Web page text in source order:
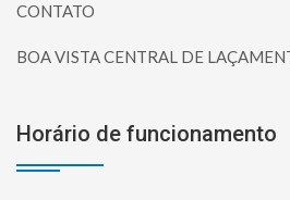
CONTATO
BOA VISTA CENTRAL DE
Horário de funcionamento